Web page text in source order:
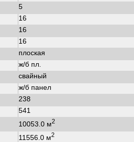
5
16
16
16
плоская
ж/б пл.
свайный
ж/б панел
238
541
10053.0 м2
11556.0 м2